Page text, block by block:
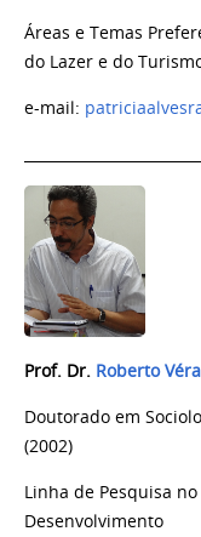
Áreas e Temas
do Lazer e do
e-mail:
Prof. Dr. Roberto
Doutorado em
(2002)
Linha de Pesquisa no
Desenvolvimento